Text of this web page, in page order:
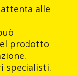
alle
prodotto
specialisti.